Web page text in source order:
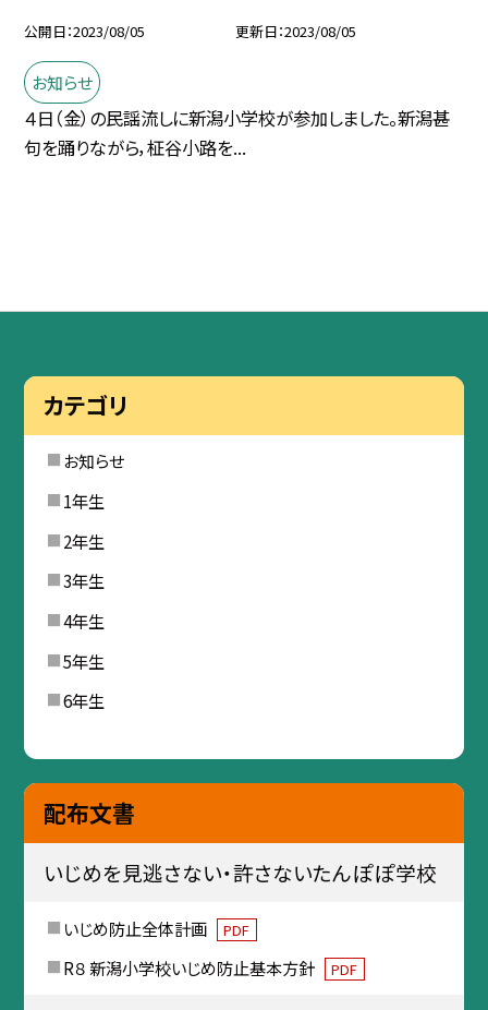
公開日 2023/08/05 更新日 2023/08/05
お知らせ
４日（金）の民謡流しに新潟小学校が参加しました。新潟甚
句を踊りながら，柾谷小路を...
カテゴリ
お知らせ
1年生
2年生
3年生
4年生
5年生
6年生
配布文書
いじめを見逃さない・許さないたんぽぽ学校
いじめ防止全体計画 PDF
R８ 新潟小学校いじめ防止基本方針 PDF